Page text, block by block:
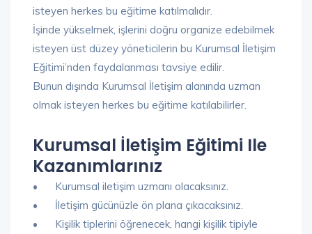
isteyen herkes bu eğitime katılmalıdır.
İşinde yükselmek, işlerini doğru organize edebilmek
isteyen üst düzey yöneticilerin bu Kurumsal İletişim
Eğitimi’nden faydalanması tavsiye edilir.
Bunun dışında Kurumsal İletişim alanında uzman
olmak isteyen herkes bu eğitime katılabilirler.
Kurumsal İletişim Eğitimi Ile
Kazanımlarınız
•
Kurumsal iletişim uzmanı olacaksınız.
•
İletişim gücünüzle ön plana çıkacaksınız.
•
Kişilik tiplerini öğrenecek, hangi kişilik tipiyle